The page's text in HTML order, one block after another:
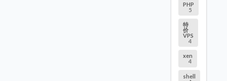
PHP
5
特
价
VPS
4
xen
4
shell